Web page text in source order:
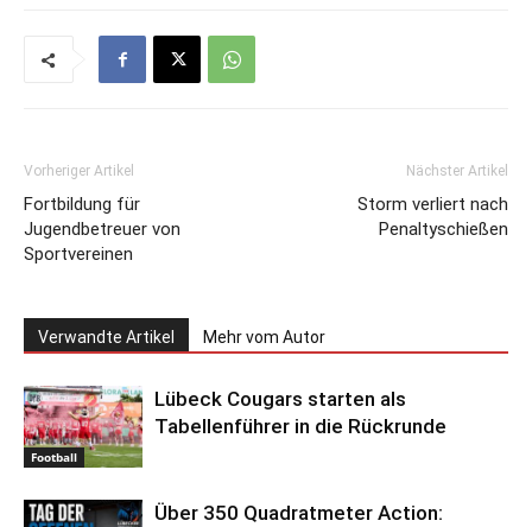
Vorheriger Artikel
Fortbildung für
Jugendbetreuer von
Sportvereinen
Nächster Artikel
Storm verliert nach
Penaltyschießen
Verwandte Artikel Mehr vom Autor
Football
Lübeck Cougars starten als
Tabellenführer in die Rückrunde
Über 350 Quadratmeter Action: